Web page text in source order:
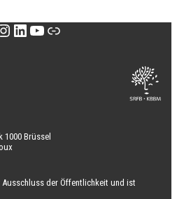
LinkedIn
YouTube
Link
1000 Brüssel
der Öffentlichkeit und ist